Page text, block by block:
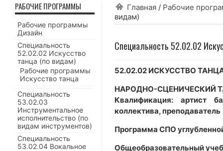
Главная / Рабочие
видам)
Специальность 52.02.02
52.02.02 ИСКУССТВО
НАРОДНО-СЦЕНИЧЕСКИЙ
Квалификация: артист
коллектива, преподаватель
Программа СПО
Общеобразовательный
РАБОЧИЕ ПРОГРАММЫ
Рабочие программы
Дизайн
Специальность
52.02.02 Искусство
танца (по видам)
Рабочие программы
Искусство танца
Специальность
53.02.03
Инструментальное
исполнительство (по
видам инструментов)
Специальность
53.02.04 Вокальное